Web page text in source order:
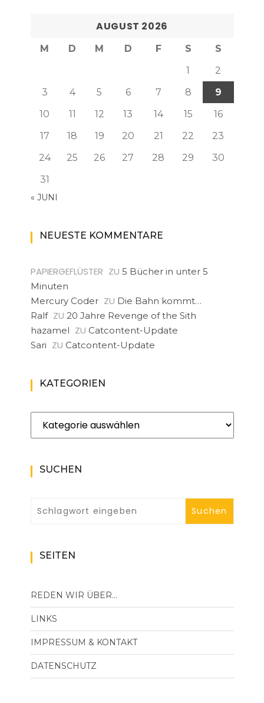
AUGUST 2026
M D M D F S
S
1
2
3
4 5 6 7 8
9
10
11 12 13 14 15
16
17
18 19 20 21 22
23
24
25 26 27 28 29
30
31
« JUNI
NEUESTE KOMMENTARE
PAPIERGEFLÜSTER ZU 5 Bücher in unter 5
Minuten
Mercury Coder ZU Die Bahn kommt…
Ralf ZU 20 Jahre Revenge of the Sith
hazamel ZU Catcontent-Update
Sari ZU Catcontent-Update
KATEGORIEN
Kategorien
SUCHEN
SEITEN
REDEN WIR ÜBER…
LINKS
IMPRESSUM & KONTAKT
DATENSCHUTZ